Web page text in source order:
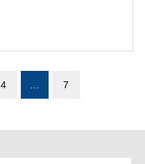
4 7